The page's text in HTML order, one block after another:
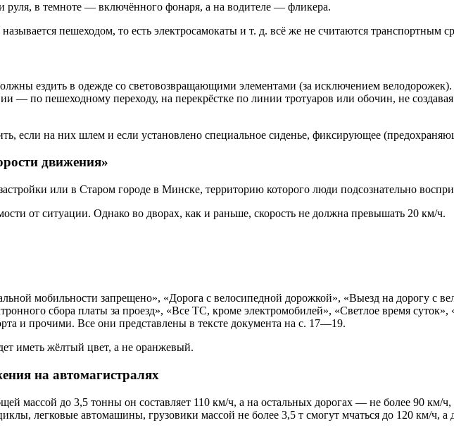
в темноте — включённого фонаря, а на водителе — фликера.
пешеходом, то есть электросамокаты и т. д. всё же не считаются транспортным
ездить в одежде со световозвращающими элементами (за исключением
— по пешеходному переходу, на перекрёстке по линии тротуаров или обочин, не
если на них шлем и если установлено специальное сиденье, фиксирующее
движения»
или в Старом городе в Минске, территорию которого люди подсознательно
от ситуации. Однако во дворах, как и раньше, скорость не должна превышать 20 км/ч.
мобильности запрещено», «Дорога с велосипедной дорожкой», «Выезд на дорогу с
сбора платы за проезд», «Все ТС, кроме электромобилей», «Светлое время
и прочими. Все они представлены в тексте документа на с. 17—19.
иметь жёлтый цвет, а не оранжевый.
на автомагистралях
массой до 3,5 тонны он составляет 110 км/ч, а на остальных дорогах — не более 90 км/
легковые автомашины, грузовики массой не более 3,5 т смогут мчаться до 120 км/ч, а